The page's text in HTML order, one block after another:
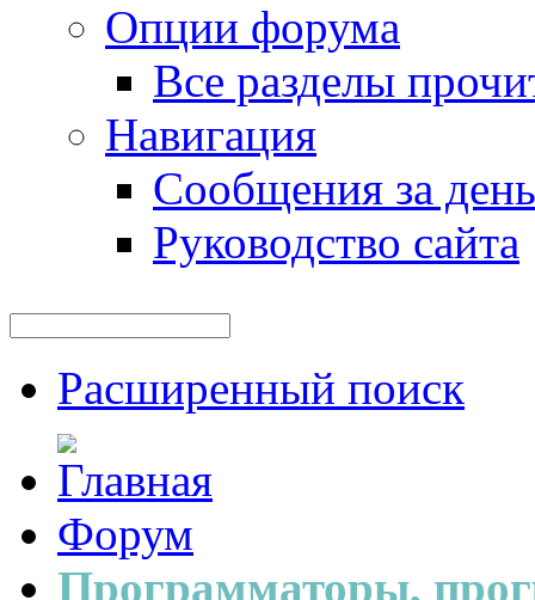
Опции форума
Все разделы
Навигация
Сообщения за день
Руководство сайта
Расширенный поиск
Форум
Программаторы,